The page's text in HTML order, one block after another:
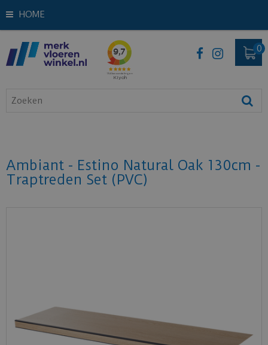
HOME
Ambiant - Estino Natural Oak 130cm -
Traptreden Set (PVC)